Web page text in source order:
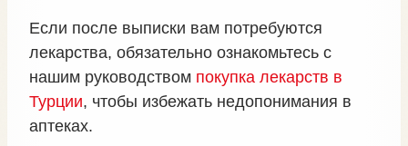
Если после выписки вам потребуются
лекарства, обязательно ознакомьтесь с
нашим руководством покупка лекарств в
Турции, чтобы избежать недопонимания в
аптеках.